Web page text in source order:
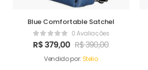
Blue Comfortable Satchel
0 Avaliações
R$379,00 R$390,00
Vendido por: Stelio